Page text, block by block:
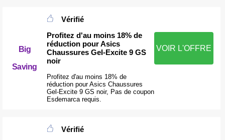
Big
Saving
Vérifié
Profitez d'au moins 18% de
réduction pour Asics
Chaussures Gel-Excite 9 GS
noir
Profitez d'au moins 18% de
réduction pour Asics Chaussures
Gel-Excite 9 GS noir, Pas de coupon
Esdemarca requis.
VOIR L'OFFRE
Vérifié